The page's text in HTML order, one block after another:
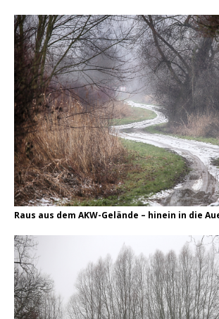
Raus aus dem AKW-Gelände – hinein in die